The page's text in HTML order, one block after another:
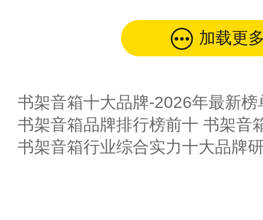
加载更
书架音箱十大品牌-2026年最新榜
书架音箱品牌排行榜前十 书架音
书架音箱行业综合实力十大品牌